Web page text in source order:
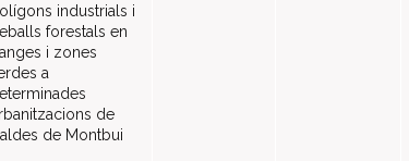
industrials i
forestals en
i zones
a
de
de Montbui